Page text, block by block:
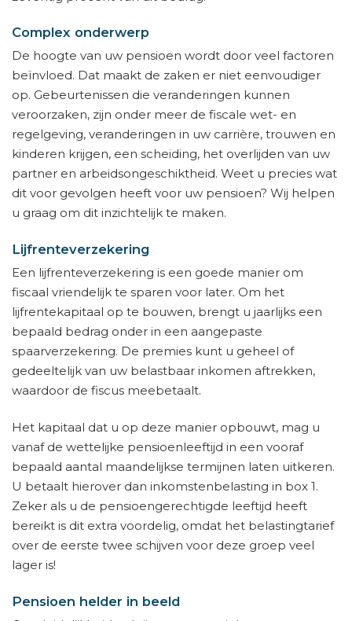
Complex onderwerp
De hoogte van uw pensioen wordt door veel factoren
beïnvloed. Dat maakt de zaken er niet eenvoudiger
op. Gebeurtenissen die veranderingen kunnen
veroorzaken, zijn onder meer de fiscale wet- en
regelgeving, veranderingen in uw carrière, trouwen en
kinderen krijgen, een scheiding, het overlijden van uw
partner en arbeidsongeschiktheid. Weet u precies wat
dit voor gevolgen heeft voor uw pensioen? Wij helpen
u graag om dit inzichtelijk te maken.
Lijfrenteverzekering
Een lijfrenteverzekering is een goede manier om
fiscaal vriendelijk te sparen voor later. Om het
lijfrentekapitaal op te bouwen, brengt u jaarlijks een
bepaald bedrag onder in een aangepaste
spaarverzekering. De premies kunt u geheel of
gedeeltelijk van uw belastbaar inkomen aftrekken,
waardoor de fiscus meebetaalt.
Het kapitaal dat u op deze manier opbouwt, mag u
vanaf de wettelijke pensioenleeftijd in een vooraf
bepaald aantal maandelijkse termijnen laten uitkeren.
U betaalt hierover dan inkomstenbelasting in box 1.
Zeker als u de pensioengerechtigde leeftijd heeft
bereikt is dit extra voordelig, omdat het belastingtarief
over de eerste twee schijven voor deze groep veel
lager is!
Pensioen helder in beeld